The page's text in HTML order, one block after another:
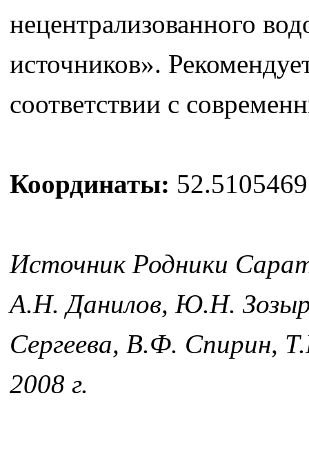
нецентрализованного
источников».
соответствии с
Координаты:
Источник Родники
А.Н. Данилов, Ю.Н.
Сергеева, В.Ф. Спирин,
2008 г.